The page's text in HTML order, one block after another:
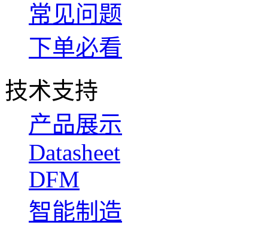
常见问题
下单必看
技术支持
产品展示
Datasheet
DFM
智能制造